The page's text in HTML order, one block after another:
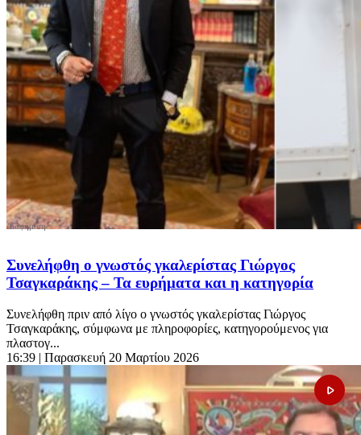
Συνελήφθη ο γνωστός γκαλερίστας Γιώργος
Τσαγκαράκης – Τα ευρήματα και η κατηγορία
Συνελήφθη πριν από λίγο ο γνωστός γκαλερίστας Γιώργος
Τσαγκαράκης, σύμφωνα με πληροφορίες, κατηγορούμενος για
πλαστογ...
16:39 | Παρασκευή 20 Μαρτίου 2026